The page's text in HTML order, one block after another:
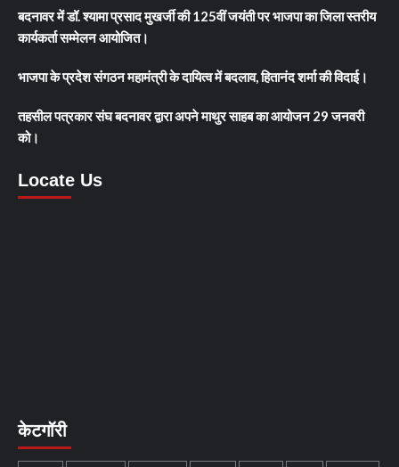
बदनावर में डॉ. श्यामा प्रसाद मुखर्जी की 125वीं जयंती पर भाजपा का जिला स्तरीय
कार्यकर्ता सम्मेलन आयोजित।
भाजपा के प्रदेश संगठन महामंत्री के दायित्व में बदलाव, हितानंद शर्मा की विदाई।
तहसील पत्रकार संघ बदनावर द्वारा अपने माथुर साहब का आयोजन 29 जनवरी
को।
Locate Us
केटगॉरी